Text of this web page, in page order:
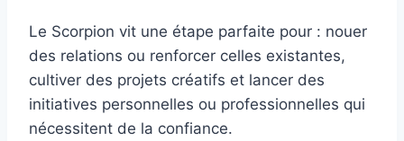
Le Scorpion vit une étape parfaite pour : nouer
des relations ou renforcer celles existantes,
cultiver des projets créatifs et lancer des
initiatives personnelles ou professionnelles qui
nécessitent de la confiance.